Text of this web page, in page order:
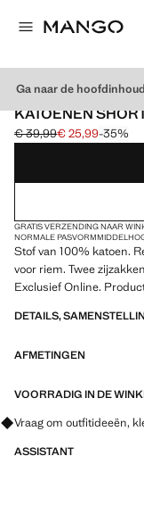
Ga naar de hoofdinhoud
EXCLUSIEF ONLINE
KATOENEN
Oorspronkelijke prijs
€ 39,99
Huidige prijs [€ 25,99 ]
€ 25,99-35%
Kies een kleur
GRATIS VERZENDING NAAR
NORMALE PASVORM
Stof van 100% katoen.
voor riem. Twee
Exclusief Online.
DETAILS,
AFMETINGEN
VOORRADIG IN DE
Vraag om outfitideeën,
ASSISTANT